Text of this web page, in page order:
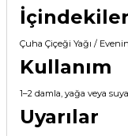
Çuha Çiçeği Yağı /
Kullanım
1–2 damla, yağa veya
Uyarılar